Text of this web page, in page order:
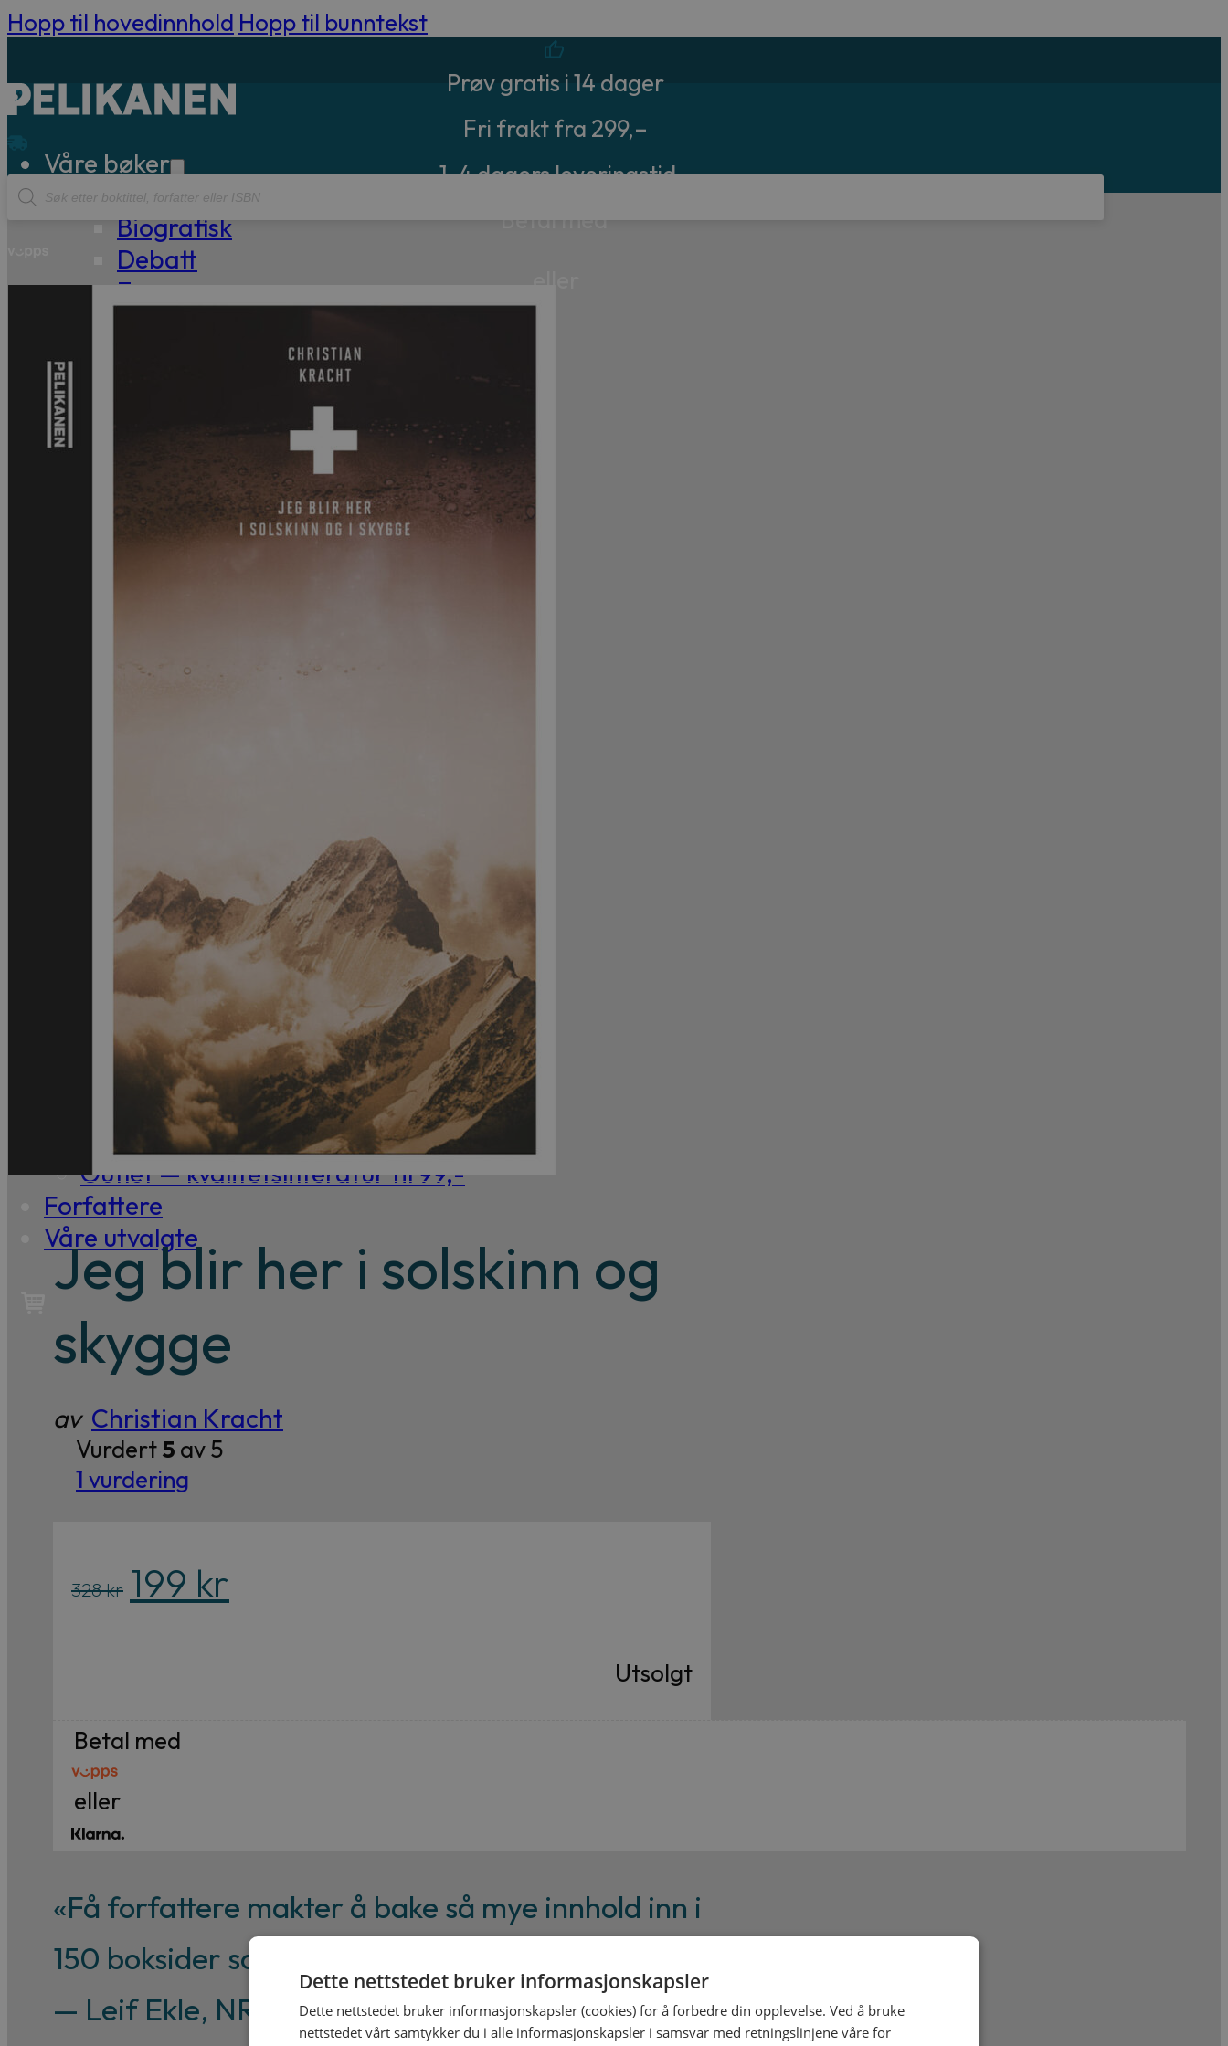
Hopp til hovedinnhold Hopp til bunntekst
Prøv gratis i 14 dager
Fri frakt fra 299,–
1-4 dagers leveringstid
Betal med
Våre bøker
Sakprosa
Biografisk
Debatt
Essay
Tegneserier
Essay
Kritikk
Samfunn
Skjønnlitteratur
Krim
Noveller
Roman
Tegneserier
Annet
Outlet — kvalitetslitteratur til 99,-
Forfattere
Våre utvalgte
Products
search
Jeg blir her i solskinn og
skygge
av Christian Kracht
Vurdert5 av 5
1 vurdering
328kr
Opprinnelig
pris
199 kr
Utsolgt
Betal med
eller
«Få forfattere makter å bake så mye innhold inn i
150 boksider som Christian Kracht gjør her.»
— Leif Ekle, NRK
Dette nettstedet bruker informasjonskapsler
Dette nettstedet bruker informasjonskapsler (cookies) for å forbedre din opplevelse. Ved å bruke
nettstedet vårt samtykker du i alle informasjonskapsler i samsvar med retningslinjene våre for